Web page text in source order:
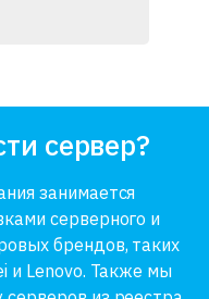
сервер?
занимается
серверного и
брендов, таких
и Lenovo. Также мы